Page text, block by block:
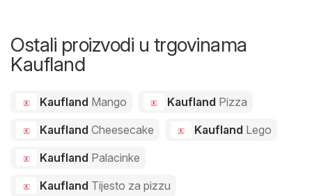
Ostali proizvodi u trgovinama
Kaufland
Kaufland Mango Kaufland Pizza
Kaufland Cheesecake Kaufland Lego
Kaufland Palacinke
Kaufland Tijesto za pizzu